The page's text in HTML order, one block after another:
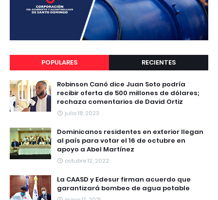
POPULARES RECIENTES
Robinson Canó dice Juan Soto podría
recibir oferta de 500 millones de dólares;
rechaza comentarios de David Ortiz
julio 18, 2023
Dominicanos residentes en exterior llegan
al país para votar el 16 de octubre en
apoyo a Abel Martínez
octubre 12, 2022
La CAASD y Edesur firman acuerdo que
garantizará bombeo de agua potable